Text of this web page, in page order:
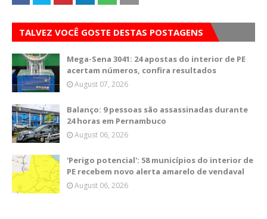
TALVEZ VOCÊ GOSTE DESTAS POSTAGENS
Mega-Sena 3041: 24 apostas do interior de PE
acertam números, confira resultados
August 07, 2026
Balanço: 9 pessoas são assassinadas durante
24 horas em Pernambuco
August 06, 2026
'Perigo potencial': 58 municípios do interior de
PE recebem novo alerta amarelo de vendaval
August 06, 2026